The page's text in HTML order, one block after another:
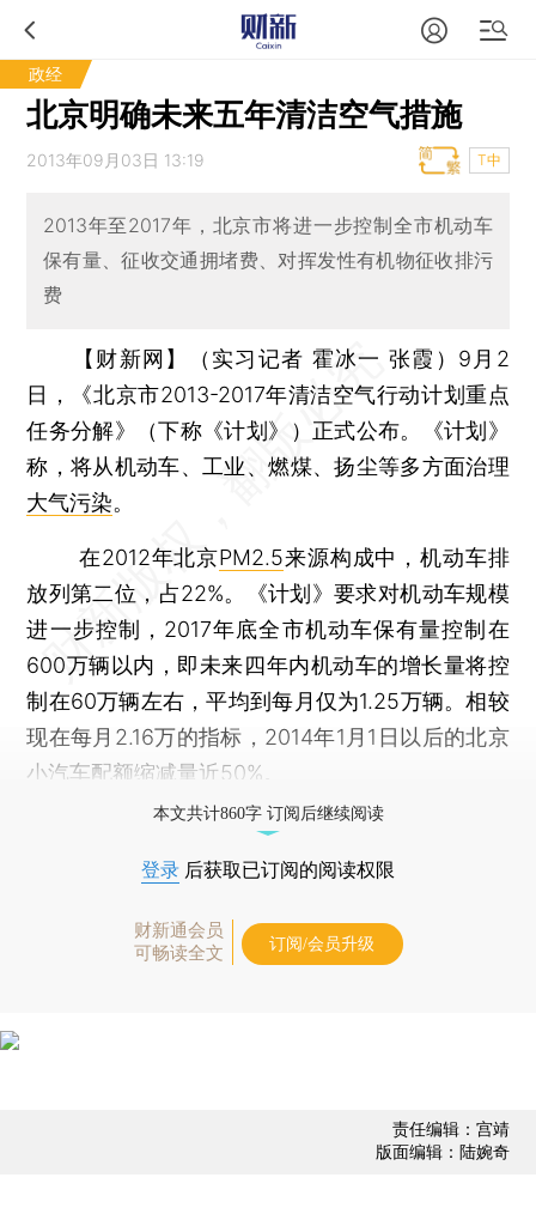
政经
北京明确未来五年清洁空气措施
2013年09月03日 13:19 T中
2013年至2017年，北京市将进一步控制全市机动车
保有量、征收交通拥堵费、对挥发性有机物征收排污
费
【财新网】（实习记者 霍冰一 张霞） 9月2
日，《北京市2013-2017年清洁空气行动计划重点
任务分解》（下称《计划》）正式公布。《计划》
称，将从机动车、工业、燃煤、扬尘等多方面治理
大气污染。
在2012年北京PM2.5来源构成中，机动车排
放列第二位，占22%。《计划》要求对机动车规模
进一步控制，2017年底全市机动车保有量控制在
600万辆以内，即未来四年内机动车的增长量将控
制在60万辆左右，平均到每月仅为1.25万辆。相较
现在每月2.16万的指标，2014年1月1日以后的北京
小汽车配额缩减量近50%。
本文共计860字 订阅后继续阅读
登录 后获取已订阅的阅读权限
财新通会员
可畅读全文
订阅/会员升级
责任编辑：宫靖
版面编辑：陆婉奇